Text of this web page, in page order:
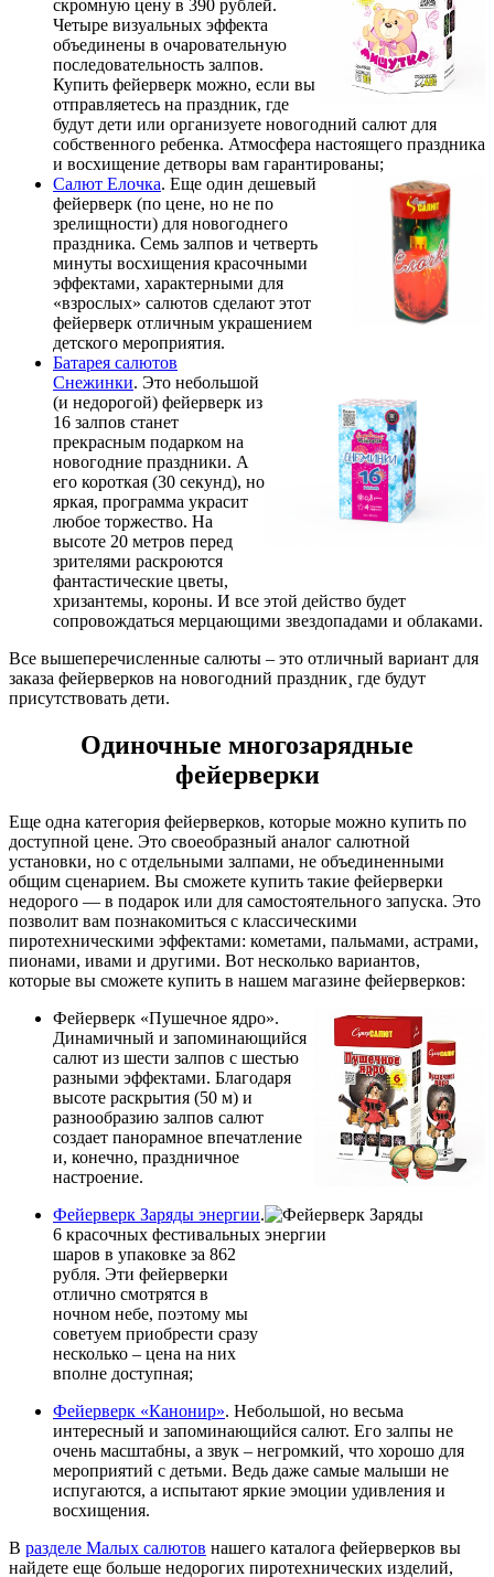
скромную цену в 390 рублей.
Четыре визуальных эффекта
объединены в очаровательную
последовательность залпов.
Купить фейерверк можно, если вы
отправляетесь на праздник, где
будут дети или организуете новогодний салют для
собственного ребенка. Атмосфера настоящего праздника
и восхищение детворы вам гарантированы;
Салют Елочка. Еще один дешевый
фейерверк (по цене, но не по
зрелищности) для новогоднего
праздника. Семь залпов и четверть
минуты восхищения красочными
эффектами, характерными для
«взрослых» салютов сделают этот
фейерверк отличным украшением
детского мероприятия.
Батарея салютов
Снежинки. Это небольшой
(и недорогой) фейерверк из
16 залпов станет
прекрасным подарком на
новогодние праздники. А
его короткая (30 секунд), но
яркая, программа украсит
любое торжество. На
высоте 20 метров перед
зрителями раскроются
фантастические цветы,
хризантемы, короны. И все этой действо будет
сопровождаться мерцающими звездопадами и облаками.
Все вышеперечисленные салюты – это отличный вариант для
заказа фейерверков на новогодний праздник¸ где будут
присутствовать дети.
Одиночные многозарядные
фейерверки
Еще одна категория фейерверков, которые можно купить по
доступной цене. Это своеобразный аналог салютной
установки, но с отдельными залпами, не объединенными
общим сценарием. Вы сможете купить такие фейерверки
недорого — в подарок или для самостоятельного запуска. Это
позволит вам познакомиться с классическими
пиротехническими эффектами: кометами, пальмами, астрами,
пионами, ивами и другими. Вот несколько вариантов,
которые вы сможете купить в нашем магазине фейерверков:
Фейерверк «Пушечное ядро».
Динамичный и запоминающийся
салют из шести залпов с шестью
разными эффектами. Благодаря
высоте раскрытия (50 м) и
разнообразию залпов салют
создает панорамное впечатление
и, конечно, праздничное
настроение.
Фейерверк Заряды энергии.
6 красочных фестивальных
шаров в упаковке за 862
рубля. Эти фейерверки
отлично смотрятся в
ночном небе, поэтому мы
советуем приобрести сразу
несколько – цена на них
вполне доступная;
Фейерверк «Канонир». Небольшой, но весьма
интересный и запоминающийся салют. Его залпы не
очень масштабны, а звук – негромкий, что хорошо для
мероприятий с детьми. Ведь даже самые малыши не
испугаются, а испытают яркие эмоции удивления и
восхищения.
В разделе Малых салютов нашего каталога фейерверков вы
найдете еще больше недорогих пиротехнических изделий,